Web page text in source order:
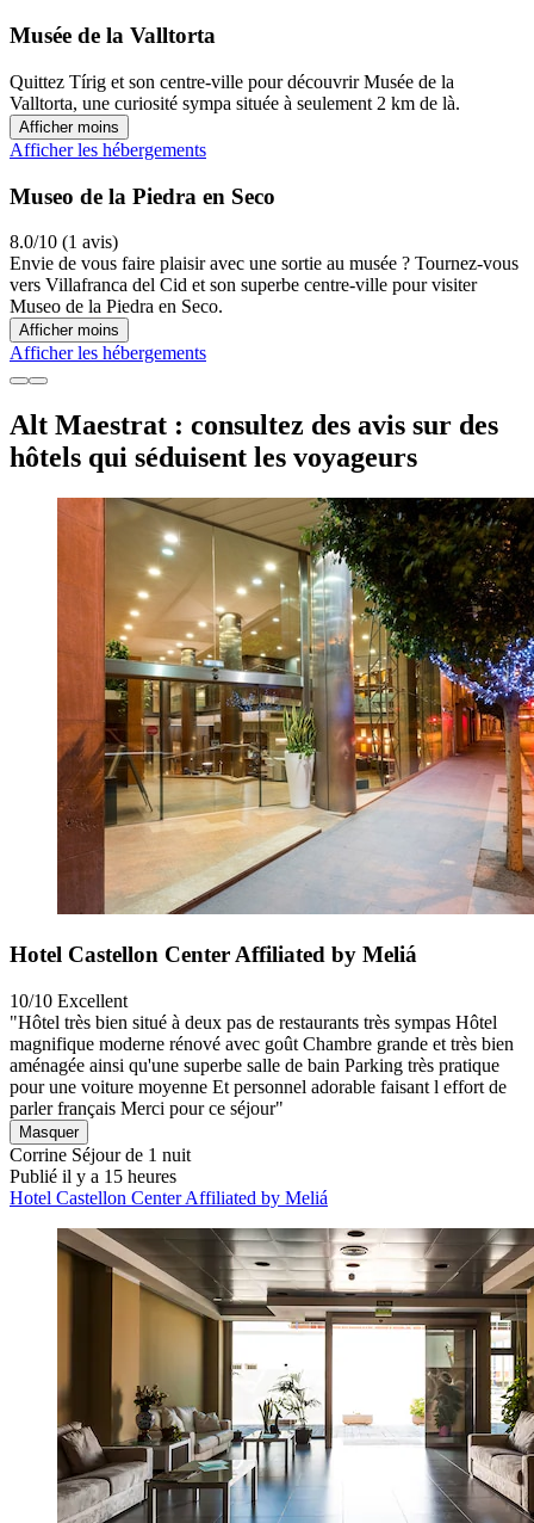
Musée de la Valltorta
Quittez Tírig et son centre-ville pour découvrir Musée de la
Valltorta, une curiosité sympa située à seulement 2 km de là.
Afficher moins
Afficher les hébergements
Museo de la Piedra en Seco
8.0/10 (1 avis)
Envie de vous faire plaisir avec une sortie au musée ? Tournez-vous
vers Villafranca del Cid et son superbe centre-ville pour visiter
Museo de la Piedra en Seco.
Afficher moins
Afficher les hébergements
Alt Maestrat : consultez des avis sur des
hôtels qui séduisent les voyageurs
Hotel Castellon Center Affiliated by Meliá
10/10 Excellent
"Hôtel très bien situé à deux pas de restaurants très sympas Hôtel
magnifique moderne rénové avec goût Chambre grande et très bien
aménagée ainsi qu'une superbe salle de bain Parking très pratique
pour une voiture moyenne Et personnel adorable faisant l effort de
parler français Merci pour ce séjour"
Masquer
Corrine Séjour de 1 nuit
Publié il y a 15 heures
Hotel Castellon Center Affiliated by Meliá